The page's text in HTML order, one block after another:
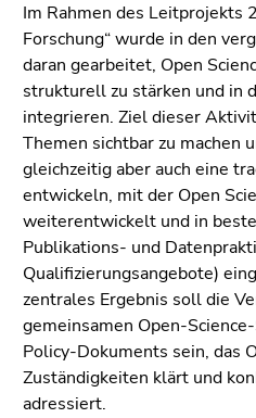
2)
Zur
Hauptnavigation
(Zugriffstaste
3)
Zur
Unternavigation
(Zugriffstaste
4)
Zu
den
Zusatzinformationen
(Zugriffstaste
5)
Zu
den
Im Rahmen des Leitprojekts
Forschung“ wurde in den
daran gearbeitet, Open
strukturell zu stärken und in
integrieren. Ziel dieser
Themen sichtbar zu machen
gleichzeitig aber auch eine
entwickeln, mit der Open
weiterentwickelt und in
Publikations- und
Qualifizierungsangebote)
zentrales Ergebnis soll die
gemeinsamen Open-
Policy-Dokuments sein, das
Zuständigkeiten klärt und
adressiert.